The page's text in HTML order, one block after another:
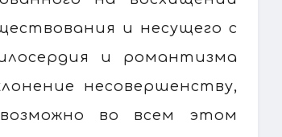
и несущего с
и романтизма
несовершенству,
во всем этом